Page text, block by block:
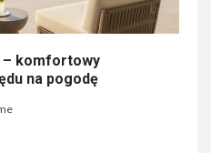
– komfortowy
na pogodę